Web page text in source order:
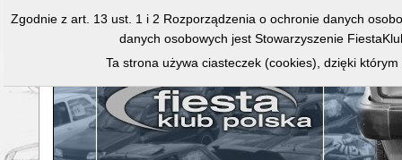
Zgodnie z art. 13 ust. 1 i 2 Rozporządzenia o ochronie danych
danych osobowych jest Stowarzyszenie
Ta strona używa ciasteczek (cookies), dzięki